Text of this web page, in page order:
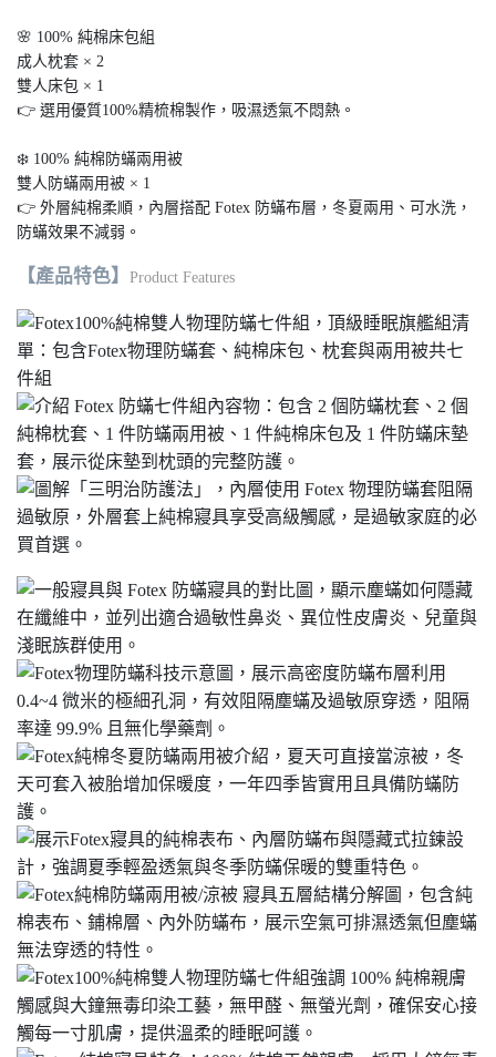
🌸 100% 純棉床包組
成人枕套 × 2
雙人床包 × 1
👉 選用優質100%精梳棉製作，吸濕透氣不悶熱。
❄️ 100% 純棉防蟎兩用被
雙人防蟎兩用被 × 1
👉 外層純棉柔順，內層搭配 Fotex 防蟎布層，冬夏兩用、可水洗，
防蟎效果不減弱。
【產品特色】 Product Features